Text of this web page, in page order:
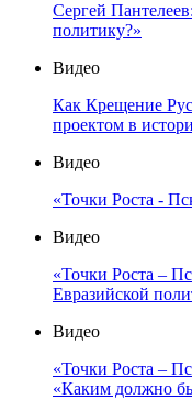
Сергей
политику?»
Видео
Как Крещение
проектом в
Видео
«Точки Роста -
Видео
«Точки Роста –
Евразийской
Видео
«Точки Роста –
«Каким должно